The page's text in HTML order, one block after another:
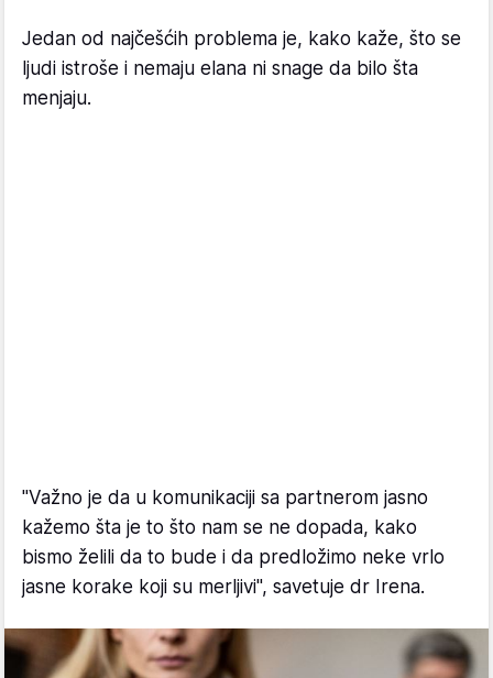
Jedan od najčešćih problema je, kako kaže, što se
ljudi istroše i nemaju elana ni snage da bilo šta
menjaju.
"Važno je da u komunikaciji sa partnerom jasno
kažemo šta je to što nam se ne dopada, kako
bismo želili da to bude i da predložimo neke vrlo
jasne korake koji su merljivi", savetuje dr Irena.